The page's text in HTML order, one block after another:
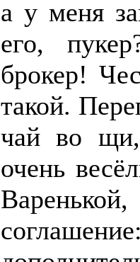
а у меня
его,
брокер!
такой.
чай во щи,
очень